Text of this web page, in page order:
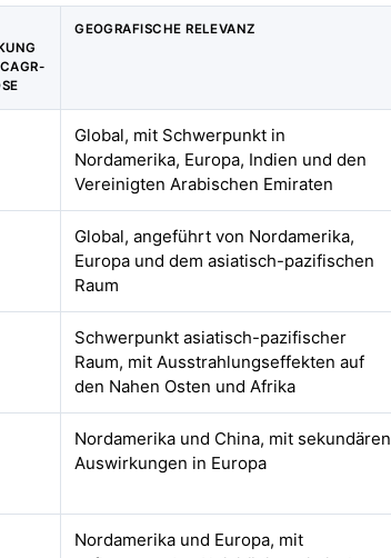
GEOGRAFISCHE RELEVANZ
Global, mit Schwerpunkt in
Nordamerika, Europa, Indien und den
Vereinigten Arabischen Emiraten
Global, angeführt von Nordamerika,
Europa und dem asiatisch-pazifischen
Raum
Schwerpunkt asiatisch-pazifischer
Raum, mit Ausstrahlungseffekten auf
den Nahen Osten und Afrika
Nordamerika und China, mit sekundären
Auswirkungen in Europa
Nordamerika und Europa, mit